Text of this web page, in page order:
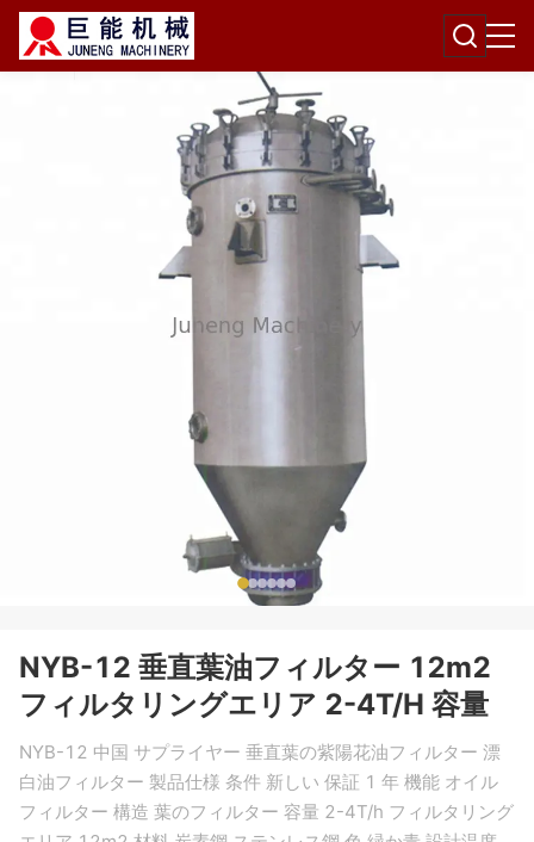
NYB-12 垂直葉油フィルター 12m2
フィルタリングエリア 2-4T/H 容量
NYB-12 中国 サプライヤー 垂直葉の紫陽花油フィルター 漂
白油フィルター 製品仕様 条件 新しい 保証 1 年 機能 オイル
フィルター 構造 葉のフィルター 容量 2-4T/h フィルタリング